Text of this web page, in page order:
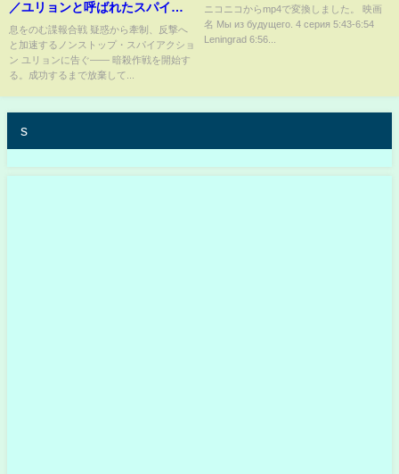
／ユリョンと呼ばれたスパイ』
｜予告
息をのむ諜報合戦 疑惑から牽制、反撃へ
と加速するノンストップ・スパイアクショ
ン ユリョンに告ぐ―― 暗殺作戦を開始す
る。成功するまで放棄して...
ニコニコからmp4で変換しました。 映画
名 Мы из будущего. 4 серия 5:43-6:54
Leningrad 6:56...
s